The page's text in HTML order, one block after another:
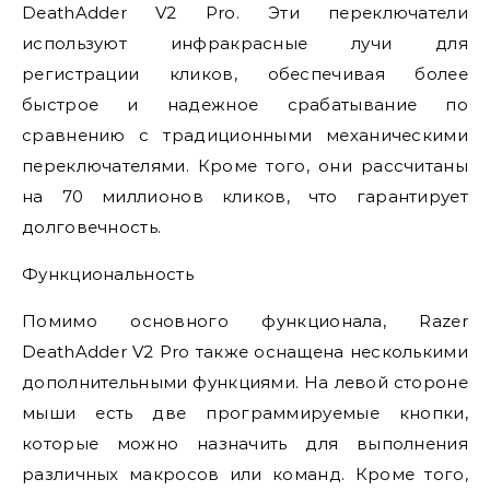
DeathAdder V2 Pro. Эти переключатели
используют инфракрасные лучи для
регистрации кликов, обеспечивая более
быстрое и надежное срабатывание по
сравнению с традиционными механическими
переключателями. Кроме того, они рассчитаны
на 70 миллионов кликов, что гарантирует
долговечность.
Функциональность
Помимо основного функционала, Razer
DeathAdder V2 Pro также оснащена несколькими
дополнительными функциями. На левой стороне
мыши есть две программируемые кнопки,
которые можно назначить для выполнения
различных макросов или команд. Кроме того,